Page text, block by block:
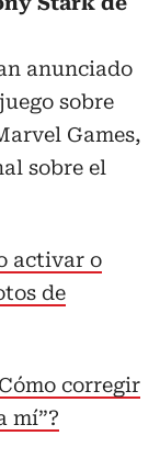
anunciado
sobre
Games,
sobre el
activar o
de
corregir
mí”?